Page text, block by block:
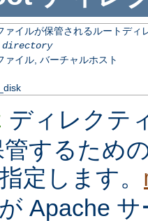
ァイルが保管されるルートディ
directory
ァイル, バーチャルホスト
ディレクテ
管するため
定します。
Apache